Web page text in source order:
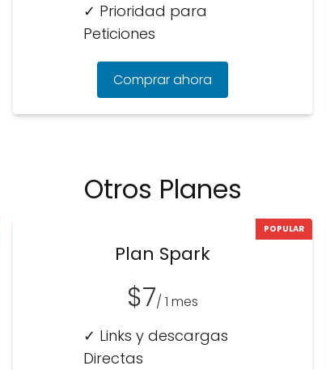
✓ Prioridad para
Peticiones
Comprar ahora
Otros Planes
POPULAR
Plan Spark
$7/ 1 mes
✓ Links y descargas
Directas